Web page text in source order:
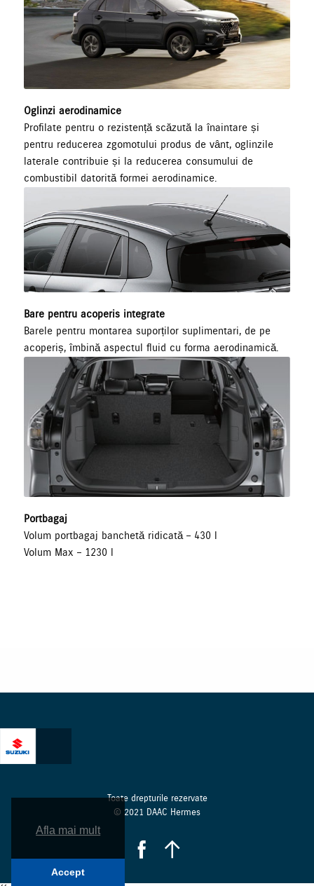
Afla mai mult
Accept
Oglinzi aerodinamice
Profilate pentru o rezistență scăzută la înaintare și
pentru reducerea zgomotului produs de vânt, oglinzile
laterale contribuie și la reducerea consumului de
combustibil datorită formei aerodinamice.
Bare pentru acoperis integrate
Barele pentru montarea suporților suplimentari, de pe
acoperiș, îmbină aspectul fluid cu forma aerodinamică.
Portbagaj
Volum portbagaj banchetă ridicată – 430 l
Volum Max – 1230 l
Toate drepturile rezervate
© 2021 DAAC Hermes